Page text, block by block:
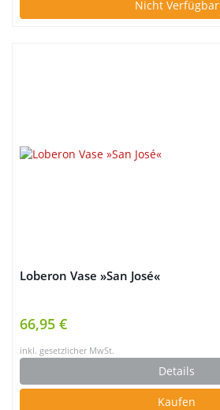
Nicht Verfügbar
Loberon Vase »San José«
66,95 €
inkl. gesetzlicher MwSt.
Details
Kaufen